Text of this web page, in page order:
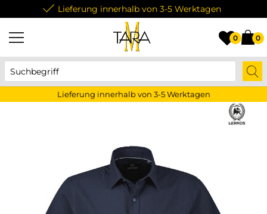
Lieferung innerhalb von 3-5 Werktagen
0 0
Lieferung innerhalb von 3-5 Werktagen